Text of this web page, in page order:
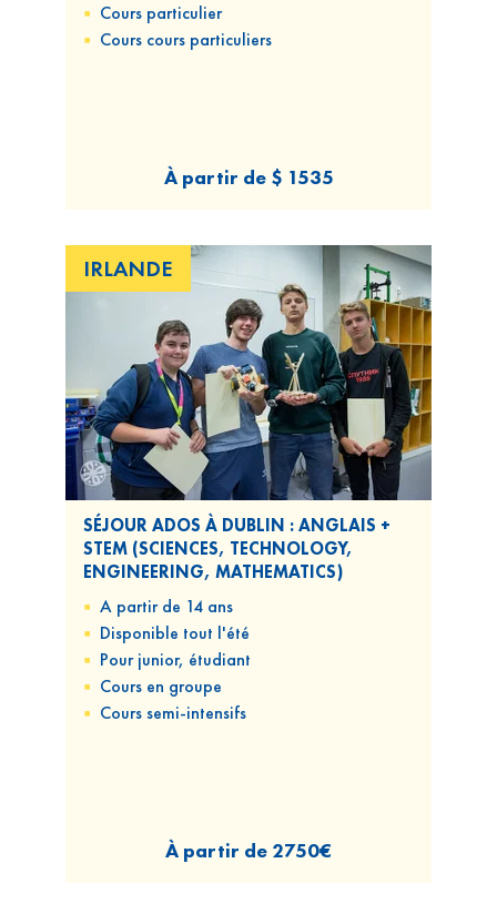
Cours particulier
Cours cours particuliers
À partir de $ 1535
IRLANDE
SÉJOUR ADOS À DUBLIN : ANGLAIS +
STEM (SCIENCES, TECHNOLOGY,
ENGINEERING, MATHEMATICS)
A partir de 14 ans
Disponible tout l'été
Pour junior, étudiant
Cours en groupe
Courssemi-intensifs
À partir de 2750€